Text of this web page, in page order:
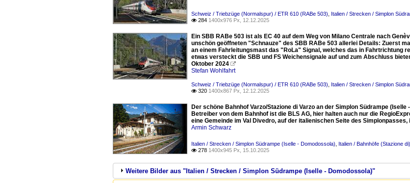
Schweiz / Triebzüge (Normalspur) / ETR 610 (RABe 503) Italien / Strecken / Simplon
 284 1400x976 Px, 12.12.2025
Ein SBB RABe 503 ist als EC 40 auf dem Weg von Milano Centrale nach
unschön geöffneten "Schnauze" des SBB RABe 503 allerlei Details: Zuerst
an einem Fahrleitungsmast das "RoLa" Signal, welches das in Fahrtrichtung
etwas versteckt die SBB und FS Weichensignale auf und zum Abschluss
Oktober 2024 
Stefan Wohlfahrt
Schweiz / Triebzüge (Normalspur) / ETR 610 (RABe 503) Italien / Strecken / Simplon
 320 1400x867 Px, 12.12.2025
Der schöne Bahnhof Varzo/Stazione di Varzo an der Simplon Südrampe
Betreiber von dem Bahnhof ist die BLS AG, hier halten auch nur die
eine Gemeinde im Val Divedro, auf der italienischen Seite des
Armin Schwarz
Italien / Strecken / Simplon Südrampe (Iselle - Domodossola) Italien / Bahnhöfe (Stazione
 278 1400x945 Px, 15.10.2025
Weitere Bilder aus "Italien / Strecken / Simplon Südrampe (Iselle - Domodossola)"